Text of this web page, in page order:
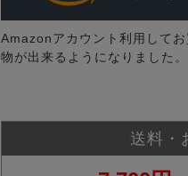
Amazonアカウント利用してお
物が出来るようになりました。
送料・